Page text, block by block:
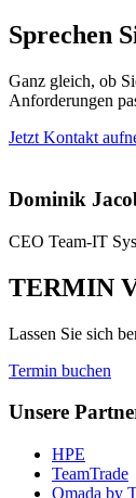
Sprechen
Ganz gleich, ob
Anforderungen
Jetzt Kontakt
Dominik
CEO Team-IT
TERMIN
Lassen Sie sich
Termin buchen
Unsere
HPE
TeamTrade
Omada by